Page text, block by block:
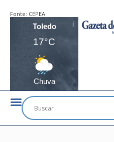
Fonte: CEPEA
Toledo
17°C
Chuva